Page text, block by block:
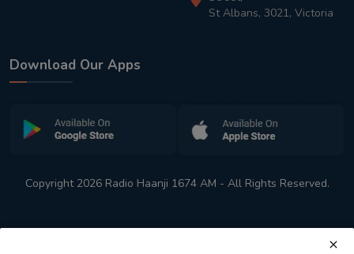
St Albans, 3021, Victoria
Download Our Apps
Copyright 2026 Radio Haanji 1674 AM - All Rights Reserved.